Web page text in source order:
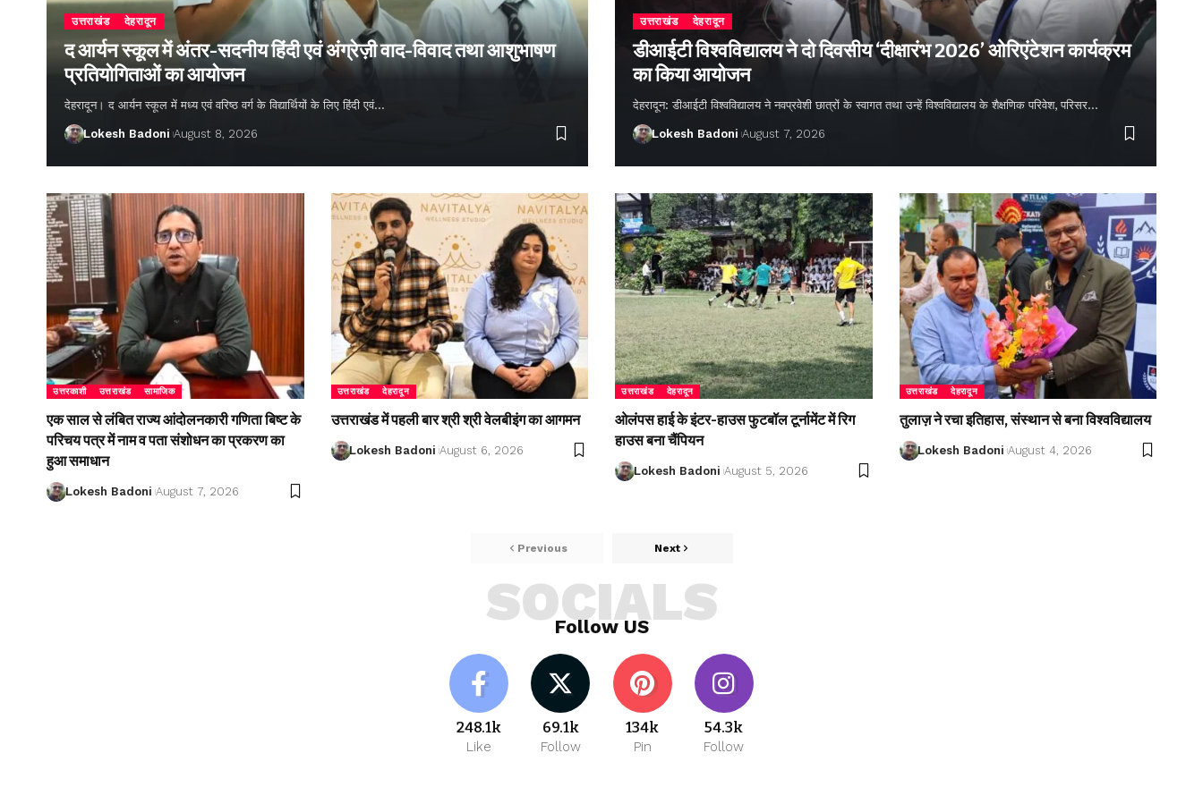
उत्तराखंड देहरादून
द आर्यन स्कूल में अंतर-सदनीय हिंदी एवं अंग्रेज़ी वाद-विवाद तथा आशुभाषण
प्रतियोगिताओं का आयोजन
देहरादून। द आर्यन स्कूल में मध्य एवं वरिष्ठ वर्ग के विद्यार्थियों के लिए हिंदी एवं…
Lokesh Badoni August 8, 2026
उत्तराखंड देहरादून
डीआईटी विश्वविद्यालय ने दो दिवसीय ‘दीक्षारंभ 2026’ ओरिएंटेशन कार्यक्रम
का किया आयोजन
देहरादून: डीआईटी विश्वविद्यालय ने नवप्रवेशी छात्रों के स्वागत तथा उन्हें विश्वविद्यालय के शैक्षणिक परिवेश, परिसर…
Lokesh Badoni August 7, 2026
उत्तरकाशी उत्तराखंड सामाजिक
एक साल से लंबित राज्य आंदोलनकारी गणिता बिष्ट के
परिचय पत्र में नाम व पता संशोधन का प्रकरण का
हुआ समाधान
Lokesh Badoni August 7, 2026
उत्तराखंड देहरादून
उत्तराखंड में पहली बार श्री श्री वेलबीइंग का आगमन
Lokesh Badoni August 6, 2026
उत्तराखंड देहरादून
ओलंपस हाई के इंटर-हाउस फुटबॉल टूर्नामेंट में रिग
हाउस बना चैंपियन
Lokesh Badoni August 5, 2026
उत्तराखंड देहरादून
तुलाज़ ने रचा इतिहास, संस्थान से बना विश्वविद्यालय
Lokesh Badoni August 4, 2026
Previous Next
Follow US
SOCIALS
248.1k
Like
69.1k
Follow
134k
Pin
54.3k
Follow